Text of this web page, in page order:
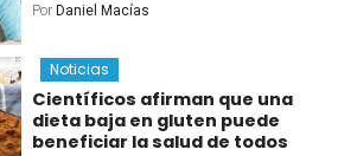
Por Daniel Macías
Noticias
Científicos afirman que una
dieta baja en gluten puede
beneficiar la salud de todos